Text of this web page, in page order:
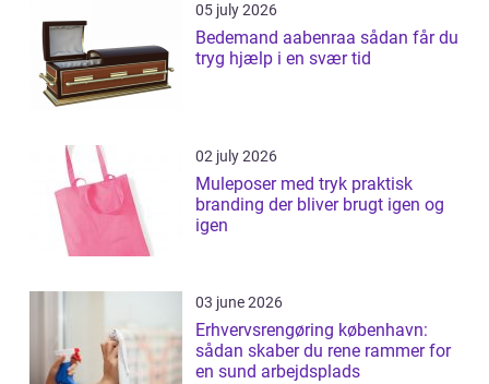
05 july 2026
Bedemand aabenraa sådan får du
tryg hjælp i en svær tid
02 july 2026
Muleposer med tryk praktisk
branding der bliver brugt igen og
igen
03 june 2026
Erhvervsrengøring københavn:
sådan skaber du rene rammer for
en sund arbejdsplads